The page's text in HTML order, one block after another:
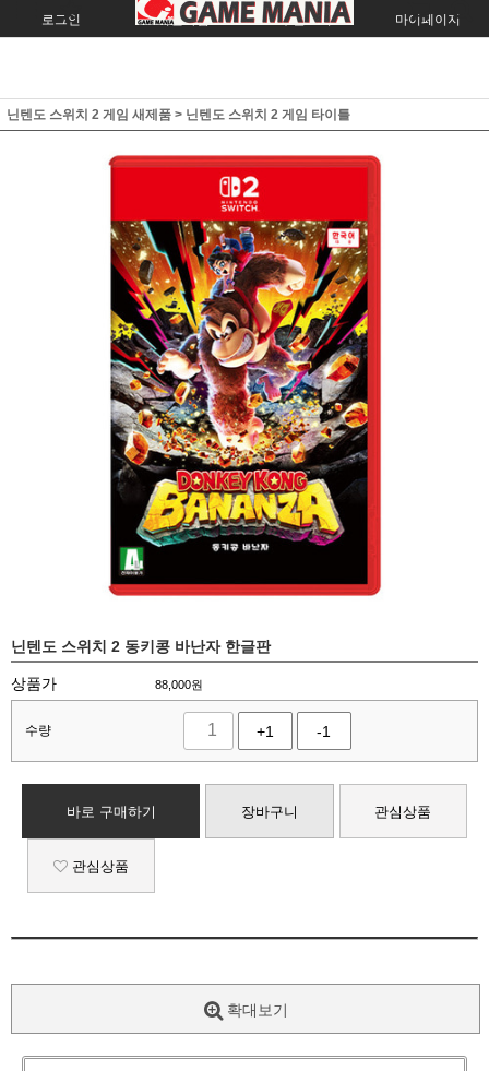
로그인 회원가입 주문조회 마이페이지
닌텐도 스위치 2 게임 새제품 > 닌텐도 스위치 2 게임 타이틀
닌텐도 스위치 2 동키콩 바난자 한글판
상품가 88,000원
수량 +1 -1
바로 구매하기 장바구니 관심상품
관심상품
확대보기